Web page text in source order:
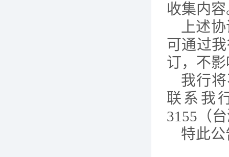
收集内容
上述
可通过
订，不
我行
联系我
3155（
特此